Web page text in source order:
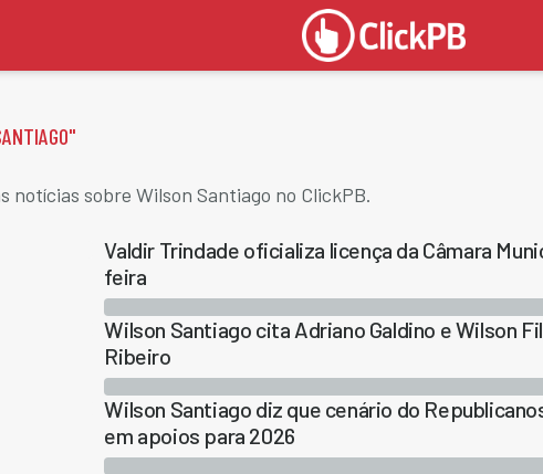
"
notícias sobre Wilson Santiago no ClickPB.
Valdir Trindade oficializa licença da Câmara
feira
Wilson Santiago cita Adriano Galdino e Wilson
Ribeiro
Wilson Santiago diz que cenário do
em apoios para 2026